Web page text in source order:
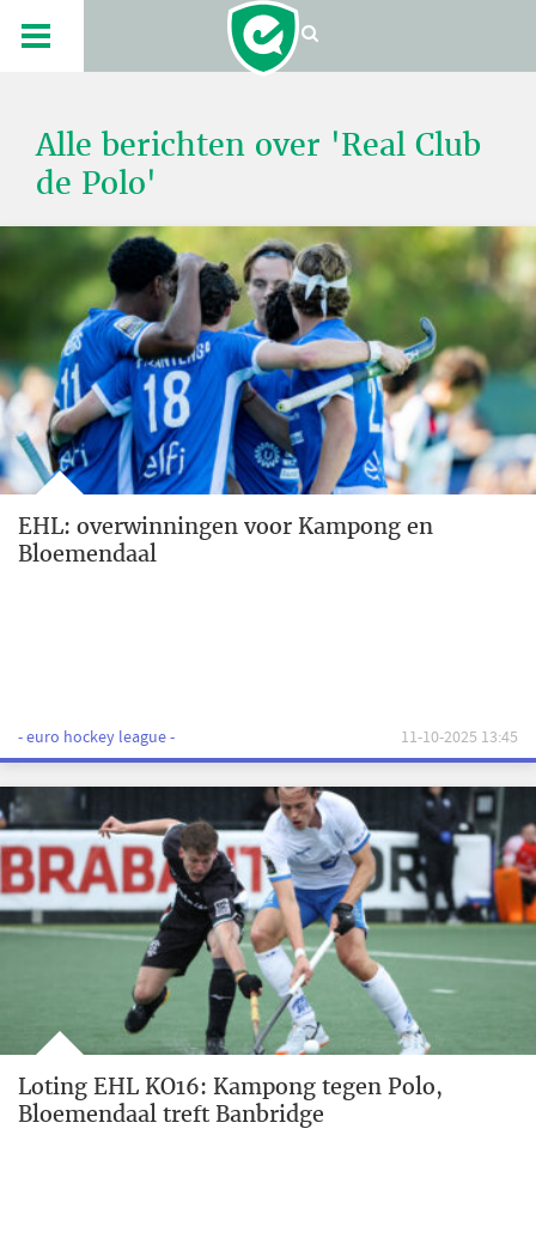
Alle berichten over 'Real Club
de Polo'
EHL: overwinningen voor Kampong en
Bloemendaal
- euro hockey league - 11-10-2025 13:45
Loting EHL KO16: Kampong tegen Polo,
Bloemendaal treft Banbridge